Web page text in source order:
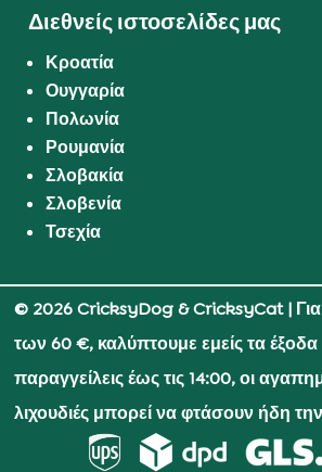
Διεθνείς ιστοσελίδες μας
Κροατία
Ουγγαρία
Πολωνία
Ρουμανία
Σλοβακία
Σλοβενία
Τσεχία
© 2026 CricksyDog & CricksyCat|
των 60 €, καλύπτουμε εμείς τα
παραγγείλεις έως τις 14:00, οι
λιχουδιές μπορεί να φτάσουν ήδη